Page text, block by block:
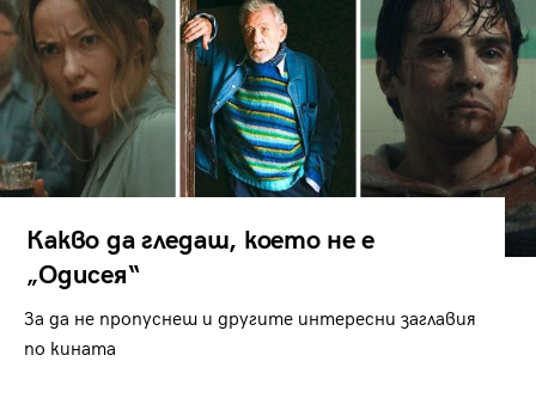
Какво да гледаш, което не е
„Одисея“
За да не пропуснеш и другите интересни заглавия
по кината